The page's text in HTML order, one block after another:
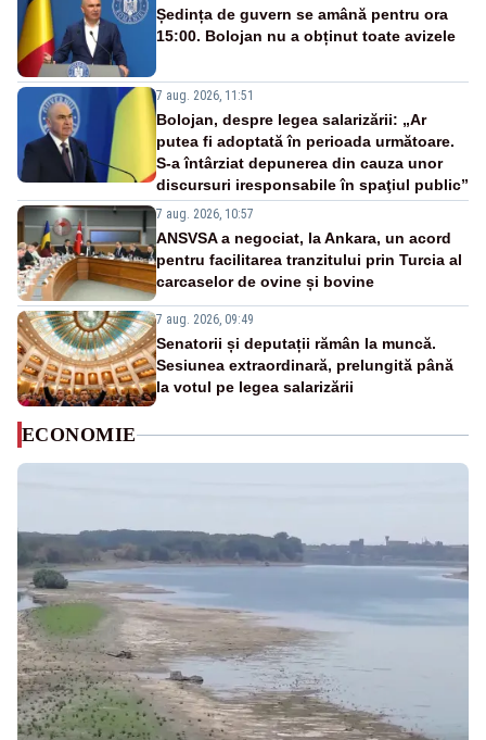
Ședința de guvern se amână pentru ora
15:00. Bolojan nu a obținut toate avizele
7 aug. 2026, 11:51
Bolojan, despre legea salarizării: „Ar
putea fi adoptată în perioada următoare.
S-a întârziat depunerea din cauza unor
discursuri iresponsabile în spaţiul public”
7 aug. 2026, 10:57
ANSVSA a negociat, la Ankara, un acord
pentru facilitarea tranzitului prin Turcia al
carcaselor de ovine și bovine
7 aug. 2026, 09:49
Senatorii și deputații rămân la muncă.
Sesiunea extraordinară, prelungită până
la votul pe legea salarizării
ECONOMIE